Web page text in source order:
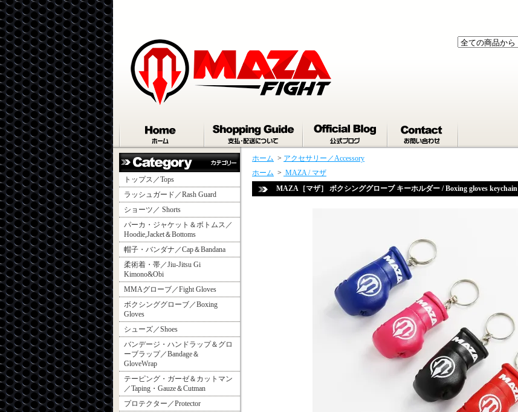
トップス／Tops
ラッシュガード／Rash Guard
ショーツ／ Shorts
パーカ・ジャケット＆ボトムス／
Hoodie,Jacket＆Bottoms
帽子・バンダナ／Cap＆Bandana
柔術着・帯／Jiu-Jitsu Gi
Kimono&Obi
MMAグローブ／Fight Gloves
ボクシンググローブ／Boxing
Gloves
シューズ／Shoes
バンデージ・ハンドラップ＆グロ
ーブラップ／Bandage＆
GloveWrap
テーピング・ガーゼ＆カットマン
／Taping・Gauze＆Cutman
プロテクター／Protector
ホーム > アクセサリー／Accessory
ホーム > MAZA / マザ
MAZA［マザ］ ボクシンググローブ キーホルダー / Boxing gloves keychain